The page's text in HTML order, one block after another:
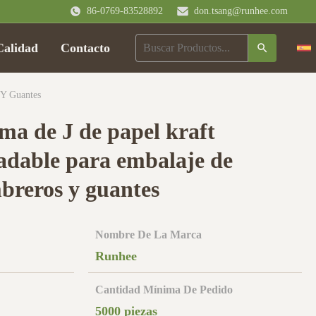
86-0769-83528892 don.tsang@runhee.com
Contacto
Guantes
de J de papel kraft
para embalaje de
y guantes
Nombre De La Marca
Runhee
Cantidad Mínima De Pedido
5000 piezas